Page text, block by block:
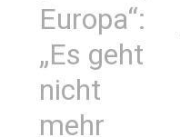
Europa“:
„Es geht
nicht
mehr